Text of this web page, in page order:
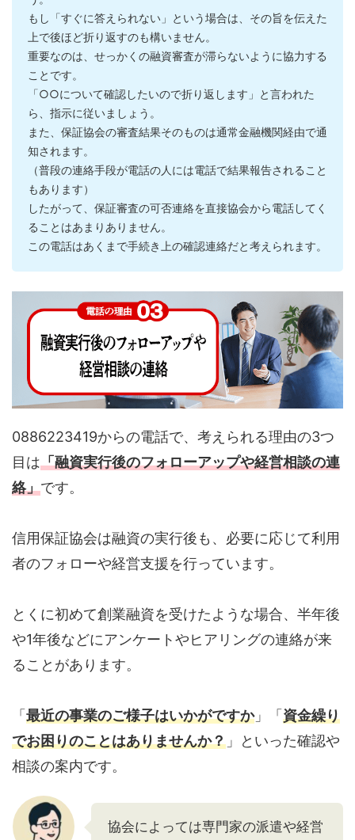
もし「すぐに答えられない」という場合は、その旨を伝えた
上で後ほど折り返すのも構いません。
重要なのは、せっかくの融資審査が滞らないように協力する
ことです。
「○○について確認したいので折り返します」と言われた
ら、指示に従いましょう。
また、保証協会の審査結果そのものは通常金融機関経由で通
知されます。
（普段の連絡手段が電話の人には電話で結果報告されること
もあります​）
したがって、保証審査の可否連絡を直接協会から電話してく
ることはあまりありません。
この電話はあくまで手続き上の確認連絡だと考えられます。
0886223419からの電話で、考えられる理由の3つ
目は「融資実行後のフォローアップや経営相談の連
絡」です。
信用保証協会は融資の実行後も、必要に応じて利用
者のフォローや経営支援を行っています。
とくに初めて創業融資を受けたような場合、半年後
や1年後などにアンケートやヒアリングの連絡が来
ることがあります。
「 最近の事業のご様子はいかがですか」「 資金繰り
でお困りのことはありませんか？ 」といった確認や
相談の案内です。
協会によっては専門家の派遣や経営